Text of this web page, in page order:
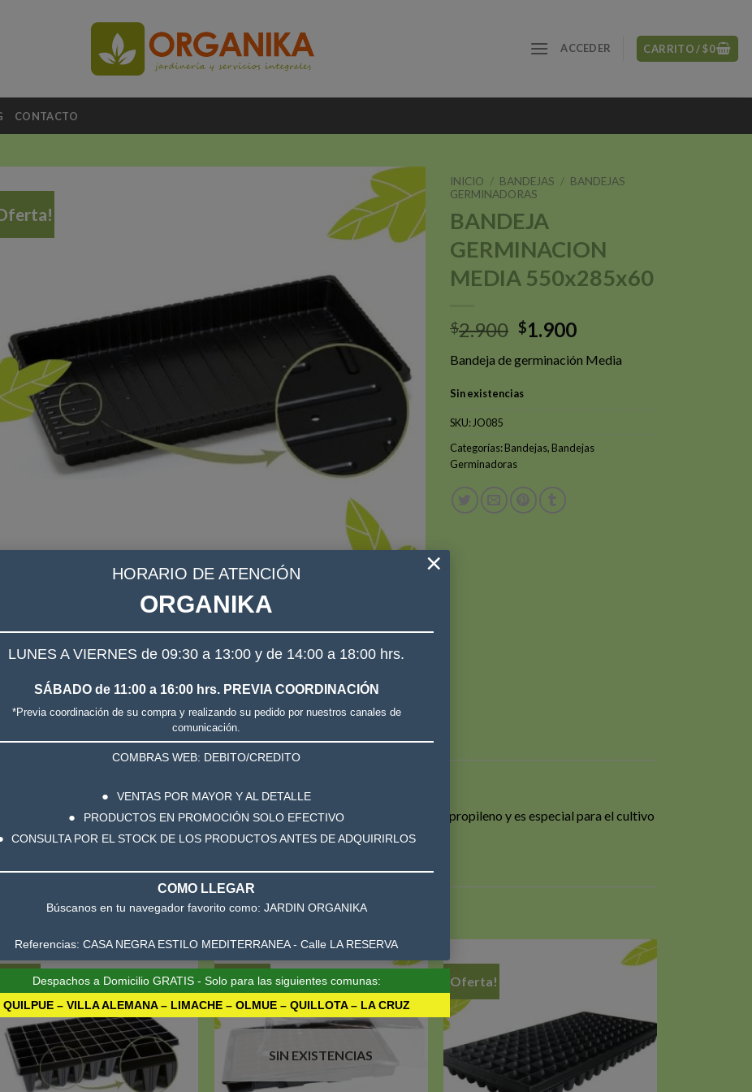
ACCEDER CARRITO /$0
CONTACTO
INICIO / BANDEJAS / BANDEJAS
GERMINADORAS
BANDEJA
GERMINACION
MEDIA 550x285x60
$2.900 El
original
era:
$2.900.
$1.900El
actual
$1.900.
Bandeja de germinación Media
Sin existencias
SKU:JO085
Categorías:Bandejas, Bandejas
Germinadoras
total 9,405 Lts, el espesor disponible es de 1.5mm, está constituida de polipropileno y es especial para el cultivo
Añadir
a la
lista de
deseos
¡Oferta!
Añadir
SIN EXISTENCIAS
¡Oferta!
a la
lista de
deseos
HORARIO DE ATENCIÓN
ORGANIKA
LUNES A VIERNES de 09:30 a 13:00 y de 14:00 a 18:00 hrs.
×
SÁBADO de 11:00 a 16:00 hrs. PREVIA COORDINACIÓN
*Previa coordinación de su compra y realizando su pedido por nuestros canales de
comunicación.
COMBRAS WEB: DEBITO/CREDITO
VENTAS POR MAYOR Y AL DETALLE
PRODUCTOS EN PROMOCIÓN SOLO EFECTIVO
CONSULTA POR EL STOCK DE LOS PRODUCTOS ANTES DE ADQUIRIRLOS
COMO LLEGAR
Búscanos en tu navegador favorito como: JARDIN ORGANIKA
Referencias: CASA NEGRA ESTILO MEDITERRANEA - Calle LA RESERVA
Despachos a Domicilio GRATIS - Solo para las siguientes comunas:
QUILPUE – VILLA ALEMANA – LIMACHE – OLMUE – QUILLOTA – LA CRUZ